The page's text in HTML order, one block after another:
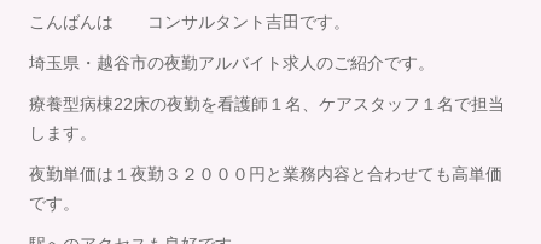
こんばんは コンサルタント吉田です。
埼玉県・越谷市の夜勤アルバイト求人のご紹介です。
療養型病棟22床の夜勤を看護師１名、ケアスタッフ１名で担当
します。
夜勤単価は１夜勤３２０００円と業務内容と合わせても高単価
です。